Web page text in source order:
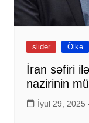
slider Ölkə
İran səfiri
nazirinin
İyul 29, 2025